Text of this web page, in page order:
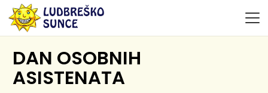
DAN OSOBNIH
ASISTENATA